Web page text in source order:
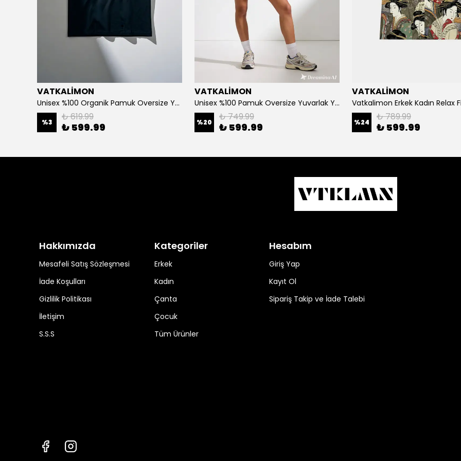
VATKALİMON
Unisex %100 Organik Pamuk Oversize Yuvarlak Yaka Baskılı T-shirt
%3 ₺ 619.99
₺ 599.99
VATKALİMON
Unisex %100 Pamuk Oversize Yuvarlak Yaka Baskılı T-shirt
%20 ₺ 749.99
₺ 599.99
VATKALİMON
%24 ₺ 789.99
₺ 599.99
Hakkımızda
Mesafeli Satış Sözleşmesi
İade Koşulları
Gizlilik Politikası
İletişim
S.S.S
Kategoriler
Erkek
Kadın
Çanta
Çocuk
Tüm Ürünler
Hesabım
Giriş Yap
Kayıt Ol
Sipariş Takip ve İade Talebi